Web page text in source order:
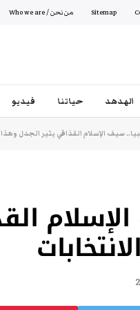
Sitemap من نحن / Who we are
الهدهد حياتنا فيديو
سيف الإسلام القذافي يثير الجدل